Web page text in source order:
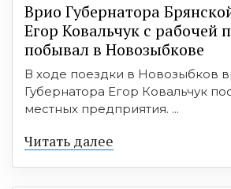
Врио Губернатора
Егор Ковальчук с рабочей
побывал в Новозыбкове
В ходе поездки в Новозыбков
Губернатора Егор Ковальчук
местных предприятия. ...
Читать далее